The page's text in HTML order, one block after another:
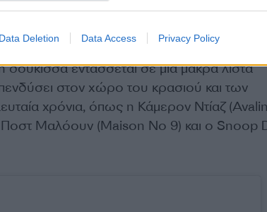
Data Deletion Data Access Privacy Policy
εντάσσεται σε μια μακρά λίστα
στον χώρο του κρασιού και των
χρόνια, όπως η Κάμερον Ντίαζ
Μαλόουν (Maison No 9) και ο Snoop